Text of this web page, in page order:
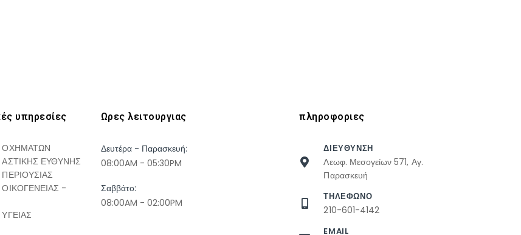
υπηρεσίες
ΟΧΗΜΑΤΩΝ
ΕΥΘΥΝΗΣ
-
Ωρες λειτουργιας
Δευτέρα - Παρασκευή:
08:00AM - 05:30PM
Σαββάτο:
08:00AM - 02:00PM
πληροφοριες
ΔΙΕΥΘΥΝΣΗ
Λεωφ. Μεσογείων 571, Αγ.
Παρασκευή
ΤΗΛΕΦΩΝΟ
210-601-4142
EMAIL